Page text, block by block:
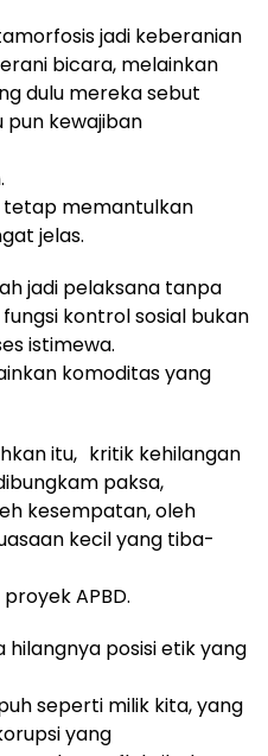
jadi keberanian
bicara, melainkan
dulu mereka sebut
pun kewajiban
tetap memantulkan
jelas.
jadi pelaksana tanpa
kontrol sosial bukan
istimewa.
komoditas yang
itu, kritik kehilangan
paksa,
kesempatan, oleh
kecil yang tiba-
APBD.
posisi etik yang
seperti milik kita, yang
yang